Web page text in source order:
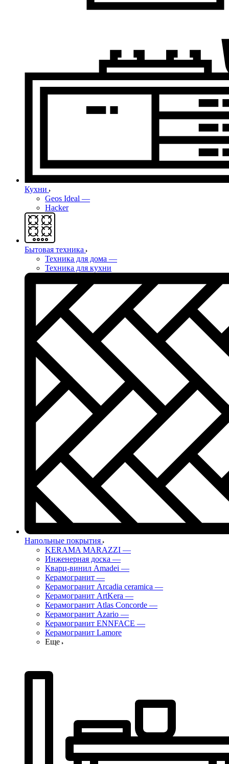
Кухни
Geos Ideal —
Hacker
Бытовая техника
Техника для дома —
Техника для кухни
Напольные покрытия
KERAMA MARAZZI —
Инженерная доска —
Кварц-винил Amadei —
Керамогранит —
Керамогранит Arcadia ceramica —
Керамогранит ArtKera —
Керамогранит Atlas Concorde —
Керамогранит Azario —
Керамогранит ENNFACE —
Керамогранит Lamore
Еще